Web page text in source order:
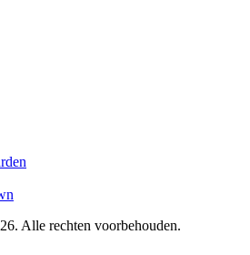
Alle rechten voorbehouden.